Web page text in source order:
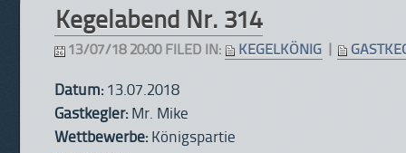
Kegelabend Nr. 314
13/07/18 20:00 FILED IN: KEGELKÖNIG
Datum:13.07.2018
Gastkegler:Mr. Mike
Wettbewerbe:Königspartie